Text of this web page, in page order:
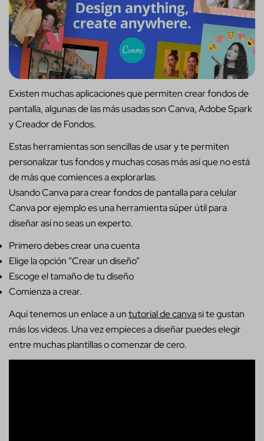
Existen muchas aplicaciones que permiten crear fondos de
pantalla, algunas de las más usadas son Canva, Adobe Spark
y Creador de Fondos.
Estas herramientas son sencillas de usar y te permiten
personalizar tus fondos y muchas cosas más así que no está
de más que comiences a explorarlas.
Usando Canva para crear fondos de pantalla para celular
Canva por ejemplo es una herramienta súper útil para
diseñar así no seas un experto.
Primero debes crear una cuenta
Elige la opción “Crear un diseño”
Escoge el tamaño de tu diseño
Comienza a crear.
Aquí tenemos un enlace a untutorial de canvasi te gustan
más los videos. Una vez empieces a diseñar puedes elegir
entre muchas plantillas o comenzar de cero.